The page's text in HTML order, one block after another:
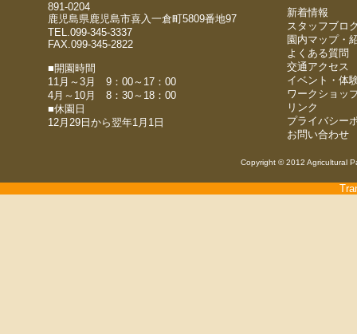
891-0204
鹿児島県鹿児島市喜入一倉町5809番地97
TEL.099-345-3337
FAX.099-345-2822
■開園時間
11月～3月 9：00～17：00
4月～10月 8：30～18：00
■休園日
12月29日から翌年1月1日
新着情報
スタッフブロ
園内マップ・
よくある質問
交通アクセス
イベント・体
ワークショッ
リンク
プライバシー
お問い合わせ
Copyright © 2012 Agricultural